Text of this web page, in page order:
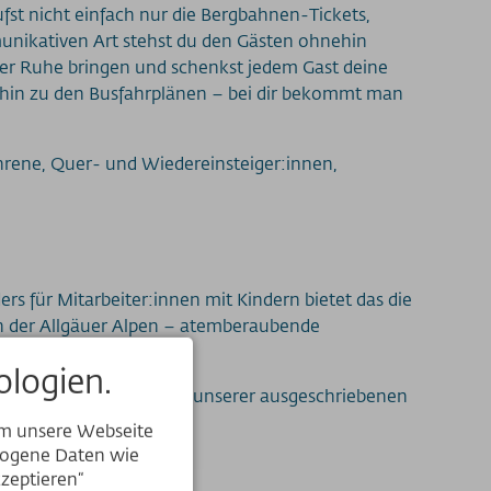
nicht einfach nur die Bergbahnen-Tickets,
Art stehst du den Gästen ohnehin
Ruhe bringen und schenkst jedem Gast deine
zu den Busfahrplänen – bei dir bekommt man
Quer- und Wiedereinsteiger:innen,
für Mitarbeiter:innen mit Kindern bietet das die
Allgäuer Alpen – atemberaubende
dich jetzt auf eine unserer ausgeschriebenen
unsere Webseite
Daten wie